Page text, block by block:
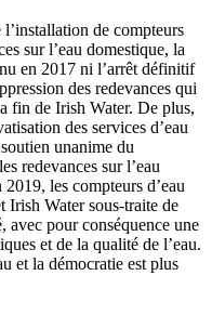
de compteurs
sur l’eau domestique, la
en 2017 ni l’arrêt définitif
des redevances qui
fin de Irish Water. De plus,
des services d’eau
unanime du
redevances sur l’eau
les compteurs d’eau
Irish Water sous-traite de
avec pour conséquence une
et de la qualité de l’eau.
et la démocratie est plus